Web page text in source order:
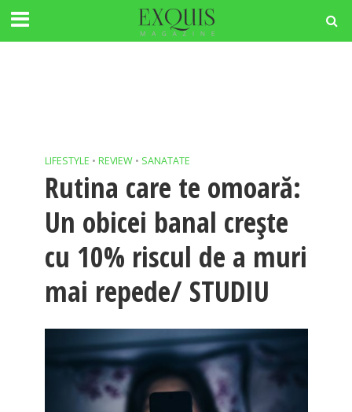
LIFESTYLE • REVIEW • SANATATE
Rutina care te omoară:
Un obicei banal crește
cu 10% riscul de a muri
mai repede/ STUDIU